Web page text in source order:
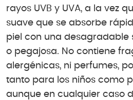
rayos UVB y UVA, a la vez
suave que se absorbe
piel con una desagradable
o pegajosa. No contiene
alergénicas, ni perfumes,
tanto para los niños como
aunque en cualquier caso